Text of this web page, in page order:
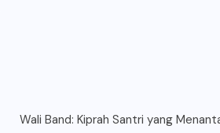
Wali Band: Kiprah Santri yang